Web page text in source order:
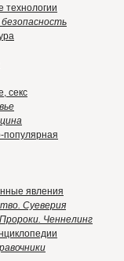
секс
популярная
явления
Суеверия
Ченнелинг